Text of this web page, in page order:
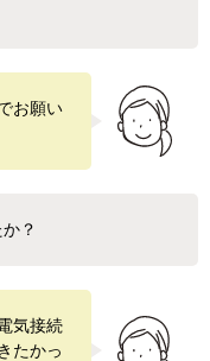
お願い
？
気接続
たかっ